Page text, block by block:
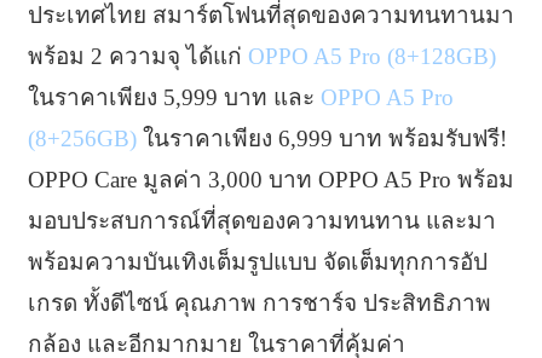
ประเทศไทย สมาร์ตโฟนที่สุดของความทนทานมา
พร้อม 2 ความจุ ได้แก่ OPPO A5 Pro (8+128GB)
ในราคาเพียง 5,999 บาท และ OPPO A5 Pro
(8+256GB)ในราคาเพียง 6,999 บาท พร้อมรับฟรี!
OPPO Care มูลค่า 3,000 บาท OPPO A5 Pro พร้อม
มอบประสบการณ์ที่สุดของความทนทาน และมา
พร้อมความบันเทิงเต็มรูปแบบ จัดเต็มทุกการอัป
เกรด ทั้งดีไซน์ คุณภาพ การชาร์จ ประสิทธิภาพ
กล้อง และอีกมากมาย ในราคาที่คุ้มค่า